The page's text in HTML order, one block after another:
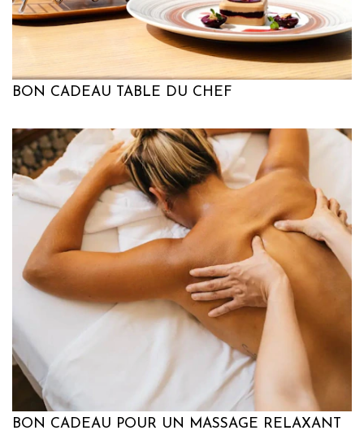
BON CADEAU TABLE DU CHEF
BON CADEAU POUR UN MASSAGE RELAXANT